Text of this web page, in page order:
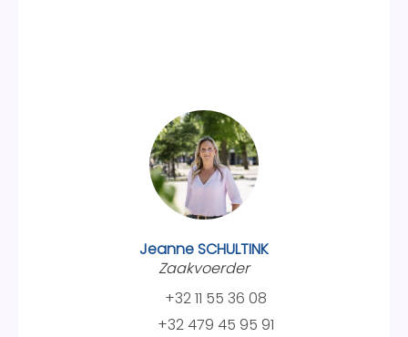
Jeanne SCHULTINK
Zaakvoerder
+32 11 55 36 08
+32 479 45 95 91